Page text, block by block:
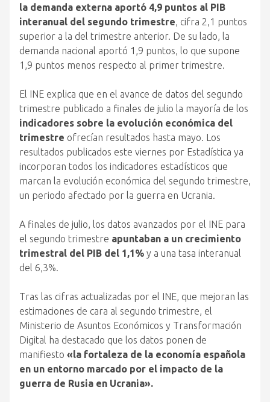
la demanda externa aportó 4,9 puntos al PIB
interanual del segundo trimestre, cifra 2,1 puntos
superior a la del trimestre anterior. De su lado, la
demanda nacional aportó 1,9 puntos, lo que supone
1,9 puntos menos respecto al primer trimestre.
El INE explica que en el avance de datos del segundo
trimestre publicado a finales de julio la mayoría de los
indicadores sobre la evolución económica del
trimestre ofrecían resultados hasta mayo. Los
resultados publicados este viernes por Estadística ya
incorporan todos los indicadores estadísticos que
marcan la evolución económica del segundo trimestre,
un periodo afectado por la guerra en Ucrania.
A finales de julio, los datos avanzados por el INE para
el segundo trimestre apuntaban a un crecimiento
trimestral del PIB del 1,1% y a una tasa interanual
del 6,3%.
Tras las cifras actualizadas por el INE, que mejoran las
estimaciones de cara al segundo trimestre, el
Ministerio de Asuntos Económicos y Transformación
Digital ha destacado que los datos ponen de
manifiesto «la fortaleza de la economía española
en un entorno marcado por el impacto de la
guerra de Rusia en Ucrania».